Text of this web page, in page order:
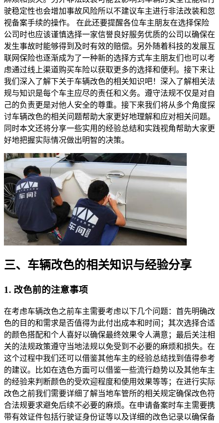
驶稳定性也会增加事故风险所以不建议车主进行非法改装和忽
视备案手续的操作。 在此还要提醒各位车主朋友在选择保险
公司时也应该谨慎选择一家信誉良好服务优质的公司以确保在
发生事故时能够得到及时有效的赔偿。另外随着科技的发展互
联网保险也逐渐成为了一种新的选择方式车主朋友们也可以考
虑通过线上渠道购买车险以获取更多的选择和便利。接下来让
我们深入了解下关于车辆改色的相关知识吧！深入了解相关法
规与知识是每个车主应尽的责任和义务。遵守法规不仅是对自
己的负责更是对他人安全的尊重。接下来我们将从多个角度探
讨车辆改色的相关问题帮助大家更好地理解和应对相关问题。
同时本文还将分享一些实用的经验总结和实践视角帮助大家更
好地把握实际情况做出明智的决策。
三、车辆改色的相关知识与经验分享
1. 改色前的注意事项
在考虑车辆改色之前车主需要考虑以下几个问题：首先明确改
色的目的和需求是否值得为此付出成本和时间；其次选择合适
的颜色搭配和个人喜好以确保最终效果令人满意；最后关注相
关的法规政策遵守当地法规以免受到不必要的麻烦和损失。在
这个过程中我们还可以借鉴其他车主的经验总结找到值得参考
的建议。比如在选色方面可以借鉴一些流行趋势以及其他车主
的经验来判断颜色的受欢迎程度和使用效果等等；在进行实际
改色之前我们需要详细了解当地车管所的相关规定确保改色符
合法规要求避免后续不必要的麻烦。在申请备案时车主需要携
带有效证件包括行驶证身份证等以及详细的改色记录以确保备